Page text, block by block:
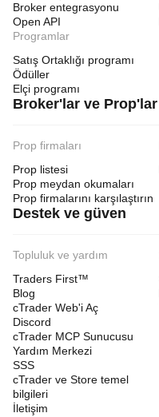
Broker entegrasyonu
Open API
Programlar
Satış Ortaklığı programı
Ödüller
Elçi programı
Broker'lar ve Prop'lar
Prop firmaları
Prop listesi
Prop meydan okumaları
Prop firmalarını karşılaştırın
Destek ve güven
Topluluk ve yardım
Traders First™
Blog
cTrader Web'i Aç
Discord
cTrader MCP Sunucusu
Yardım Merkezi
SSS
cTrader ve Store temel
bilgileri
İletişim